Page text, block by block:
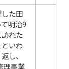
た田
明治9
れた
いわ
し、
理事業